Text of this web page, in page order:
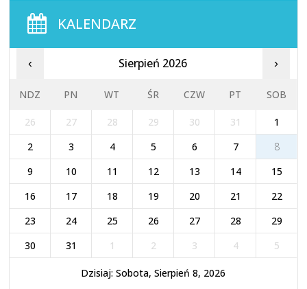
KALENDARZ
‹ Sierpień 2026 ›
NDZ PN WT ŚR CZW PT SOB
26 27 28 29 30 31
1
2
3 4 5 6 7
8
9
10 11 12 13 14
15
16
17 18 19 20 21
22
23
24 25 26 27 28
29
30
31 1 2 3 4 5
Dzisiaj: Sobota, Sierpień 8, 2026